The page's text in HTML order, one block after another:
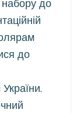
набору до
до